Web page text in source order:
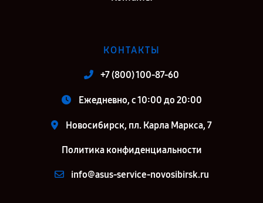
КОНТАКТЫ
+7 (800) 100-87-60
Ежедневно, с 10:00 до 20:00
Новосибирск, пл. Карла Маркса, 7
Политика конфиденциальности
info@asus-service-novosibirsk.ru